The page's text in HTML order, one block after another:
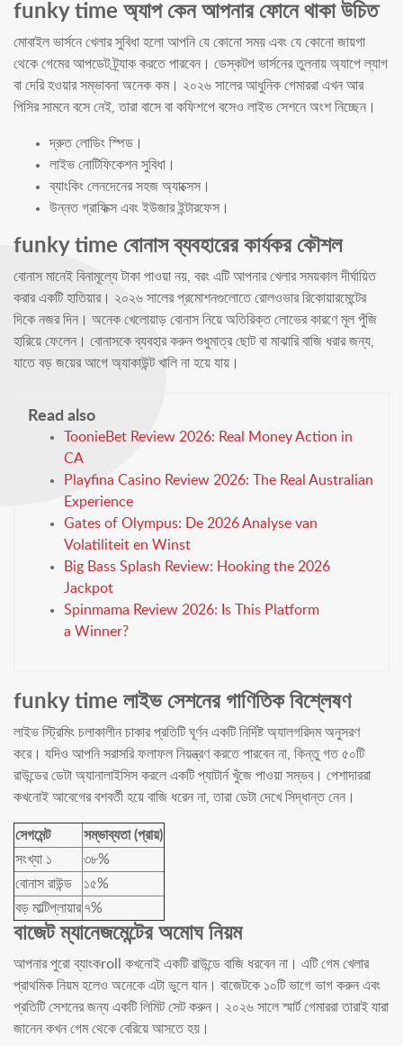
funky time অ্যাপ কেন আপনার ফোনে থাকা উচিত
মোবাইল ভার্সনে খেলার সুবিধা হলো আপনি যে কোনো সময় এবং যে কোনো জায়গা
থেকে গেমের আপডেট ট্র্যাক করতে পারবেন। ডেস্কটপ ভার্সনের তুলনায় অ্যাপে ল্যাগ
বা দেরি হওয়ার সম্ভাবনা অনেক কম। ২০২৬ সালের আধুনিক গেমাররা এখন আর
পিসির সামনে বসে নেই, তারা বাসে বা কফিশপে বসেও লাইভ সেশনে অংশ নিচ্ছেন।
দ্রুত লোডিং স্পিড।
লাইভ নোটিফিকেশন সুবিধা।
ব্যাংকিং লেনদেনের সহজ অ্যাক্সেস।
উন্নত গ্রাফিক্স এবং ইউজার ইন্টারফেস।
funky time বোনাস ব্যবহারের কার্যকর কৌশল
বোনাস মানেই বিনামূল্যে টাকা পাওয়া নয়, বরং এটি আপনার খেলার সময়কাল দীর্ঘায়িত
করার একটি হাতিয়ার। ২০২৬ সালের প্রমোশনগুলোতে রোলওভার রিকোয়ারমেন্টের
দিকে নজর দিন। অনেক খেলোয়াড় বোনাস নিয়ে অতিরিক্ত লোভের কারণে মূল পুঁজি
হারিয়ে ফেলেন। বোনাসকে ব্যবহার করুন শুধুমাত্র ছোট বা মাঝারি বাজি ধরার জন্য,
যাতে বড় জয়ের আগে অ্যাকাউন্ট খালি না হয়ে যায়।
Read also
ToonieBet Review 2026: Real Money Action in
CA
Playfina Casino Review 2026: The Real Australian
Experience
Gates of Olympus: De 2026 Analyse van
Volatiliteit en Winst
Big Bass Splash Review: Hooking the 2026
Jackpot
Spinmama Review 2026: Is This Platform
a Winner?
funky time লাইভ সেশনের গাণিতিক বিশ্লেষণ
লাইভ স্ট্রিমিং চলাকালীন চাকার প্রতিটি ঘূর্ণন একটি নির্দিষ্ট অ্যালগরিদম অনুসরণ
করে। যদিও আপনি সরাসরি ফলাফল নিয়ন্ত্রণ করতে পারবেন না, কিন্তু গত ৫০টি
রাউন্ডের ডেটা অ্যানালাইসিস করলে একটি প্যাটার্ন খুঁজে পাওয়া সম্ভব। পেশাদাররা
কখনোই আবেগের বশবর্তী হয়ে বাজি ধরেন না, তারা ডেটা দেখে সিদ্ধান্ত নেন।
সেগমেন্ট
সম্ভাব্যতা (প্রায়)
সংখ্যা ১
৩৮%
বোনাস রাউন্ড
১৫%
বড় মাল্টিপ্লায়ার ৭%
বাজেট ম্যানেজমেন্টের অমোঘ নিয়ম
আপনার পুরো ব্যাংকroll কখনোই একটি রাউন্ডে বাজি ধরবেন না। এটি গেম খেলার
প্রাথমিক নিয়ম হলেও অনেকে এটা ভুলে যান। বাজেটকে ১০টি ভাগে ভাগ করুন এবং
প্রতিটি সেশনের জন্য একটি লিমিট সেট করুন। ২০২৬ সালে স্মার্ট গেমাররা তারাই যারা
জানেন কখন গেম থেকে বেরিয়ে আসতে হয়।